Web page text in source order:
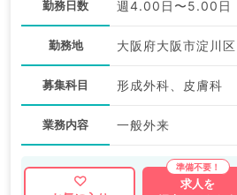
勤務日数 週4.00日〜5.00日
勤務地 大阪府大阪市淀川区
募集科目 形成外科、皮膚科
業務内容 一般外来
求人を